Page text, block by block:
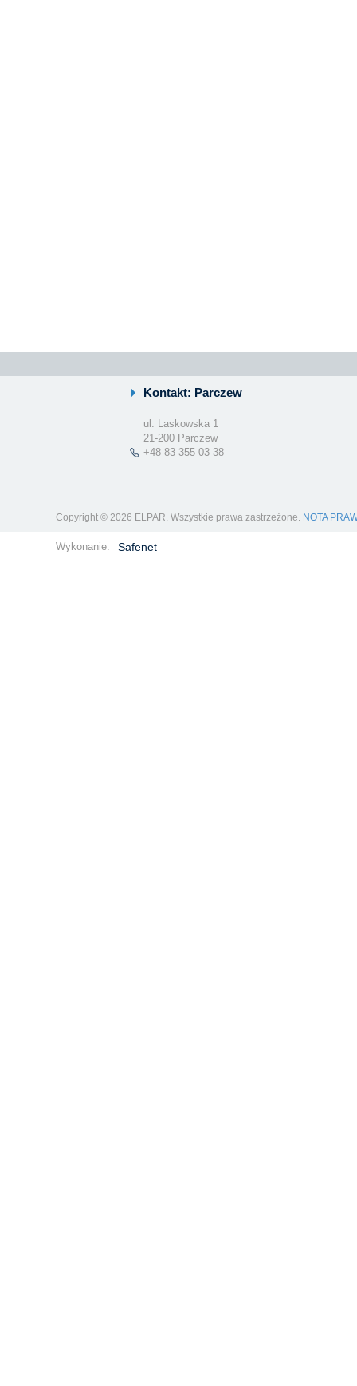
Kontakt: Parczew
ul. Laskowska 1
21-200 Parczew
+48 83 355 03 38
Copyright © 2026 ELPAR. Wszystkie prawa zastrzeżone. NOTA
Wykonanie: Safenet